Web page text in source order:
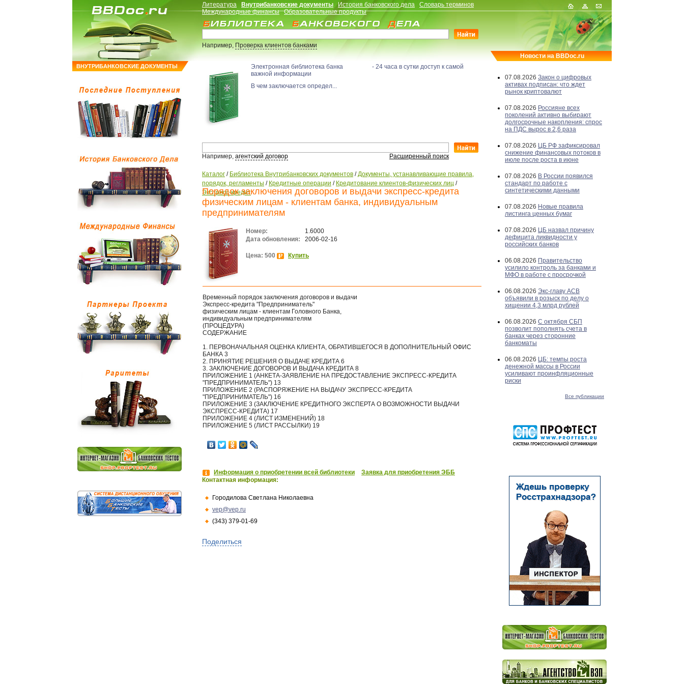
ВНУТРИБАНКОВСКИЕ ДОКУМЕНТЫ
Литература Внутрибанковские документы История банковского дела
Словарь терминов
Международные финансы
Образовательные продукты
Например,Проверка клиентов банками
Электронная библиотека банка - 24 часа в сутки доступ к самой
важной информации
В чем заключается определ...
Например, агентский договор Расширенный поиск
Каталог / Библиотека Внутрибанковских документов /Документы, устанавливающие правила,
порядок, регламенты / Кредитные операции / Кредитование клиентов-физических лиц /
Экспресс-кредит
Порядок заключения договоров и выдачи экспресс-кредита
физическим лицам - клиентам банка, индивидуальным
предпринимателям
Номер:
1.6000
Дата обновления:
2006-02-16
Цена: 500 Купить
Временный порядок заключения договоров и выдачи
Экспресс-кредита "Предприниматель"
физическим лицам - клиентам Головного Банка,
индивидуальным предпринимателям
(ПРОЦЕДУРА)
СОДЕРЖАНИЕ
1. ПЕРВОНАЧАЛЬНАЯ ОЦЕНКА КЛИЕНТА, ОБРАТИВШЕГОСЯ В ДОПОЛНИТЕЛЬНЫЙ ОФИС
БАНКА 3
2. ПРИНЯТИЕ РЕШЕНИЯ О ВЫДАЧЕ КРЕДИТА 6
3. ЗАКЛЮЧЕНИЕ ДОГОВОРОВ И ВЫДАЧА КРЕДИТА 8
ПРИЛОЖЕНИЕ 1 (АНКЕТА-ЗАЯВЛЕНИЕ НА ПРЕДОСТАВЛЕНИЕ ЭКСПРЕСС-КРЕДИТА
"ПРЕДПРИНИМАТЕЛЬ") 13
ПРИЛОЖЕНИЕ 2 (РАСПОРЯЖЕНИЕ НА ВЫДАЧУ ЭКСПРЕСС-КРЕДИТА
"ПРЕДПРИНИМАТЕЛЬ") 16
ПРИЛОЖЕНИЕ 3 (ЗАКЛЮЧЕНИЕ КРЕДИТНОГО ЭКСПЕРТА О ВОЗМОЖНОСТИ ВЫДАЧИ
ЭКСПРЕСС-КРЕДИТА) 17
ПРИЛОЖЕНИЕ 4 (ЛИСТ ИЗМЕНЕНИЙ) 18
ПРИЛОЖЕНИЕ 5 (ЛИСТ РАССЫЛКИ) 19
Информация о приобретении всей библиотеки
Заявка для приобретения ЭББ
Контактная информация:
Городилова Светлана Николаевна
vep@vep.ru
(343) 379-01-69
Поделиться
Новости на BBDoc.ru
07.08.2026 Закон о цифровых
активах подписан: что ждет
рынок криптовалют
07.08.2026 Россияне всех
поколений активно выбирают
долгосрочные накопления: спрос
на ПДС вырос в 2,6 раза
07.08.2026 ЦБ РФ зафиксировал
снижение финансовых потоков в
июле после роста в июне
07.08.2026 В России появился
стандарт по работе с
синтетическими данными
07.08.2026 Новые правила
листинга ценных бумаг
07.08.2026 ЦБ назвал причину
дефицита ликвидности у
российских банков
06.08.2026 Правительство
усилило контроль за банками и
МФО в работе с просрочкой
06.08.2026 Экс-главу АСВ
объявили в розыск по делу о
хищении 4,3 млрд рублей
06.08.2026 С октября СБП
позволит пополнять счета в
банках через сторонние
банкоматы
06.08.2026 ЦБ: темпы роста
денежной массы в России
усиливают проинфляционные
риски
Все публикации